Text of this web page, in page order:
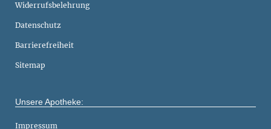
Widerrufsbelehrung
Datenschutz
Barrierefreiheit
Sitemap
Unsere Apotheke:
Impressum